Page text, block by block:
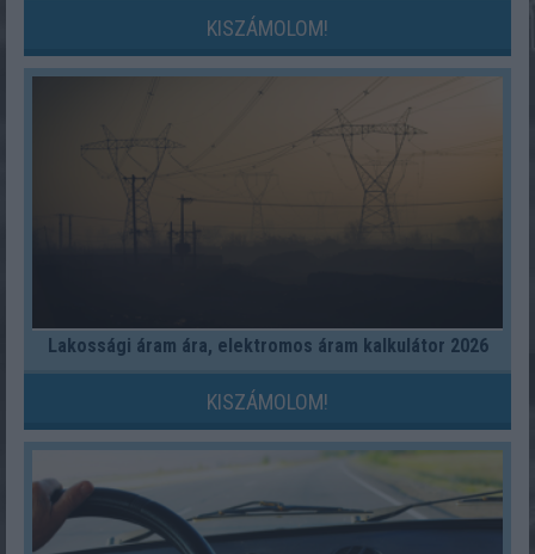
KISZÁMOLOM!
Lakossági áram ára, elektromos áram kalkulátor 2026
KISZÁMOLOM!